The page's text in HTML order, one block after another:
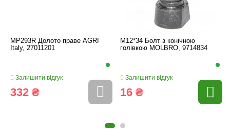
MP293R Долото праве AGRI
Italy, 27011201
Залишити відгук
332 ₴
M12*34 Болт з конічною
голівкою MOLBRO, 9714834
Залишити відгук
16 ₴